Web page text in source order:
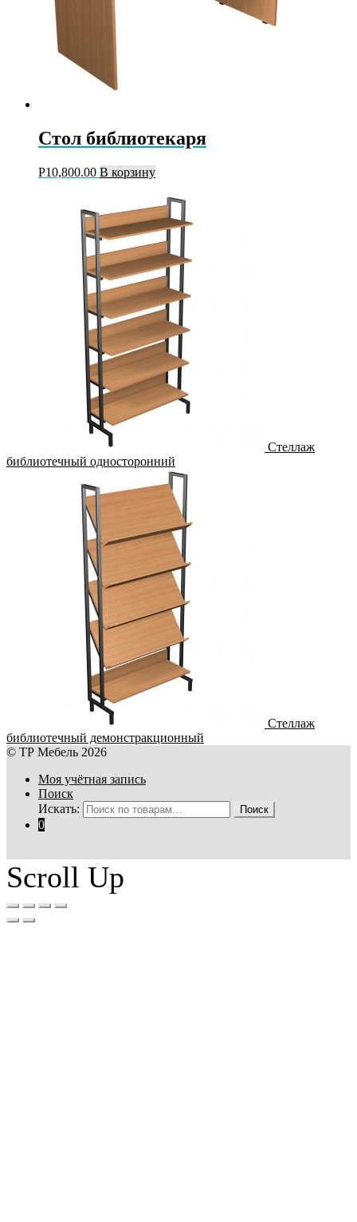
Стол библиотекаря
Р10,800.00 В корзину
Стеллаж
библиотечный односторонний
Стеллаж
библиотечный демонстракционный
© ТР Мебель 2026
Моя учётная запись
Поиск
Искать:
Поиск
0
Scroll Up